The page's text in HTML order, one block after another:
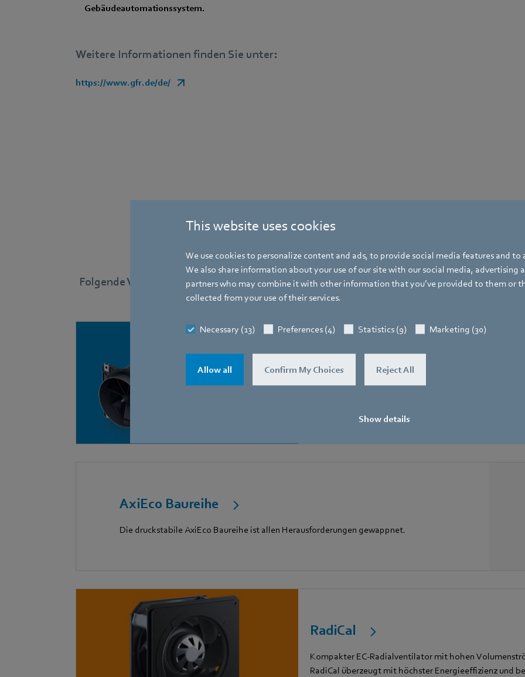
This website uses cookies
We use cookies to personalize content and ads, to provide social media features and to
We also share information about your use of our site with our social media, advertising
partners who may combine it with other information that you’ve provided to them or
collected from your use of their services.
Necessary (13) Preferences (4) Statistics (9) Marketing (30)
Allow all Confirm My Choices Reject All
Show details
Gebäudeautomationssystem.
Weitere Informationen finden Sie unter:
https://www.gfr.de/de/
Passende GreenTech EC-Ventilatoren
Folgende Ventilatoren, die mit einem MODBUS ausgestattet sind, kommunizieren
RadiCal im Spiralgehäuse
Die kompakte und unkomplizierte Systemlösung:
AxiEco Baureihe
Die druckstabile AxiEco Baureihe ist allen Herausforderungen gewappnet.
RadiCal
Kompakter EC-Radialventilator mit hohen
RadiCal überzeugt mit höchster Energieeffizienz und